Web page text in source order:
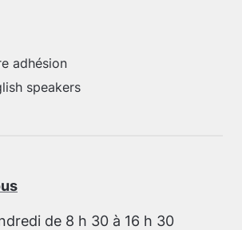
adhésion
speakers
de 8 h 30 à 16 h 30